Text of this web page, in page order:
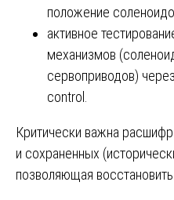
положение
активное
механизмов
сервоприводов)
control.
Критически важна
и сохраненных
позволяющая